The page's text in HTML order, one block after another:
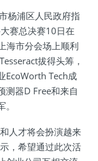
杨浦区人民政府指
赛总决赛10日在
海市分会场上顺利
拔得头筹，
EcoWorth Tech成
测器D Free和来自
人才将会扮演越来
，希望通过此次活